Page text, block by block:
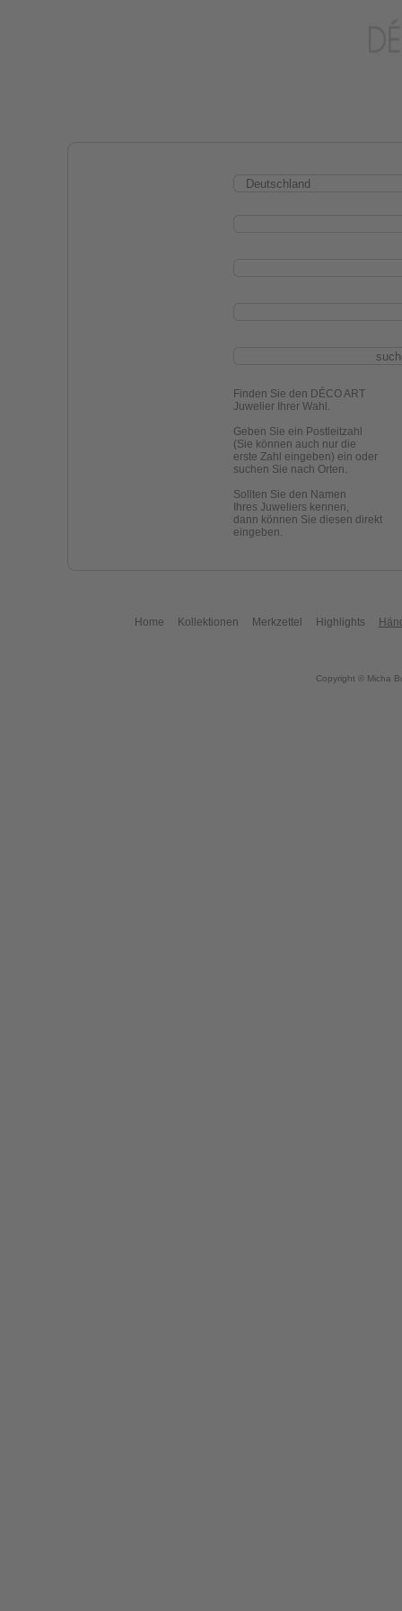
Finden Sie den DÉCO ART
Juwelier Ihrer Wahl.
Geben Sie ein Postleitzahl
(Sie können auch nur die
erste Zahl eingeben) ein oder
suchen Sie nach Orten.
Sollten Sie den Namen
Ihres Juweliers kennen,
dann können Sie diesen direkt
eingeben.
Home Kollektionen Merkzettel Highlights
Copyright © Micha